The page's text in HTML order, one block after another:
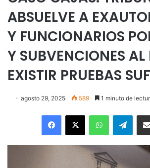
ABSUELVE A
Y FUNCIONARIOS
Y SUBVENCIONES AL
EXISTIR PRUEBAS
agosto 29, 2025 589 1 minuto de
Facebook
X WhatsApp